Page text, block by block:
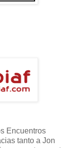
Encuentros
tanto a Jon